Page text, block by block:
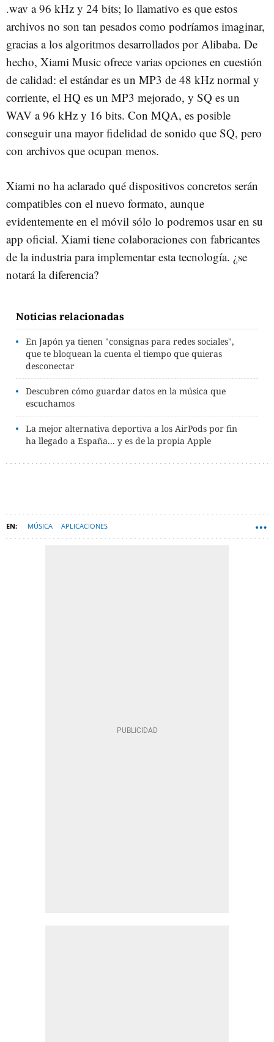
.wav a 96 kHz y 24 bits; lo llamativo es que estos
archivos no son tan pesados como podríamos imaginar,
gracias a los algoritmos desarrollados por Alibaba. De
hecho, Xiami Music ofrece varias opciones en cuestión
de calidad: el estándar es un MP3 de 48 kHz normal y
corriente, el HQ es un MP3 mejorado, y SQ es un
WAV a 96 kHz y 16 bits. Con MQA, es posible
conseguir una mayor fidelidad de sonido que SQ, pero
con archivos que ocupan menos.
Xiami no ha aclarado qué dispositivos concretos serán
compatibles con el nuevo formato, aunque
evidentemente en el móvil sólo lo podremos usar en su
app oficial. Xiami tiene colaboraciones con fabricantes
de la industria para implementar esta tecnología. ¿se
notará la diferencia?
Noticias relacionadas
En Japón ya tienen "consignas para redes sociales",
que te bloquean la cuenta el tiempo que quieras
desconectar
Descubren cómo guardar datos en la música que
escuchamos
La mejor alternativa deportiva a los AirPods por fin
ha llegado a España... y es de la propia Apple
MÚSICA APLICACIONES